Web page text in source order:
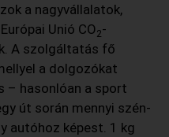
a nagyvállalatok,
Unió CO2-
A szolgáltatás fő
a dolgozókat
– hasonlóan a sport
út során mennyi szén-
autóhoz képest. 1 kg